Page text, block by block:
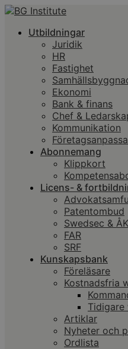
Utbildningar
Juridik
HR
Fastighet
Ekonomi
Bank & finans
Chef &
Kommunikation
Abonnemang
Klippkort
Licens- &
Patentombud
Swedsec &
FAR
SRF
Kunskapsbank
Föreläsare
Kostnadsfria
Tidigare
Artiklar
Nyheter och
Ordlista